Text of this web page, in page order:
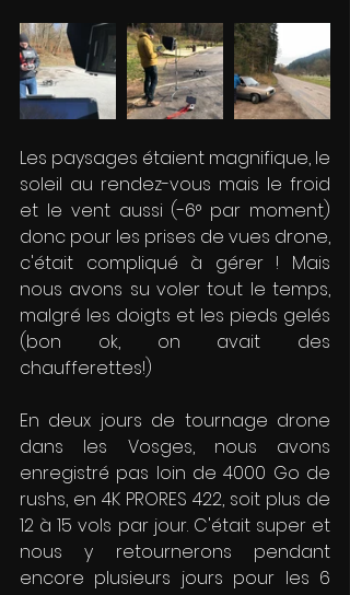
Les paysages étaient magnifique, le
soleil au rendez-vous mais le froid
et le vent aussi (-6° par moment)
donc pour les prises de vues drone,
c'était compliqué à gérer ! Mais
nous avons su voler tout le temps,
malgré les doigts et les pieds gelés
(bon ok, on avait des
chaufferettes!)
En deux jours de tournage drone
dans les Vosges, nous avons
enregistré pas loin de 4000 Go de
rushs, en 4K PRORES 422, soit plus de
12 à 15 vols par jour. C'était super et
nous y retournerons pendant
encore plusieurs jours pour les 6